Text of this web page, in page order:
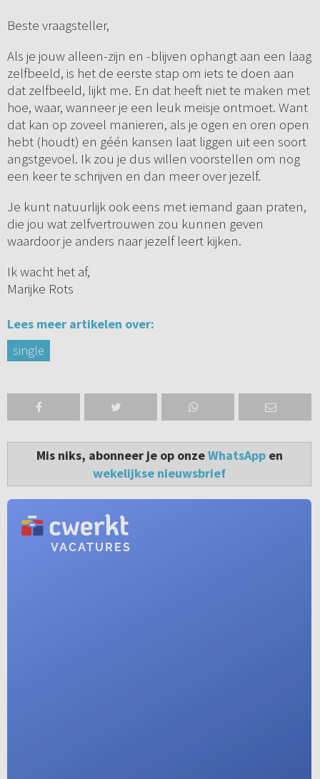
Beste vraagsteller,
Als je jouw alleen-zijn en -blijven ophangt aan een laag
zelfbeeld, is het de eerste stap om iets te doen aan
dat zelfbeeld, lijkt me. En dat heeft niet te maken met
hoe, waar, wanneer je een leuk meisje ontmoet. Want
dat kan op zoveel manieren, als je ogen en oren open
hebt (houdt) en géén kansen laat liggen uit een soort
angstgevoel. Ik zou je dus willen voorstellen om nog
een keer te schrijven en dan meer over jezelf.
Je kunt natuurlijk ook eens met iemand gaan praten,
die jou wat zelfvertrouwen zou kunnen geven
waardoor je anders naar jezelf leert kijken.
Ik wacht het af,
Marijke Rots
Lees meer artikelen over:
single
Mis niks, abonneer je op onzeWhatsAppen
wekelijkse nieuwsbrief